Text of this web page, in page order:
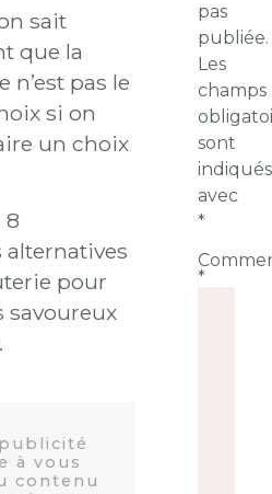
sait
que la
n’est pas le
si on
un choix
8
pour
savoureux
pas
publiée.
Les
champs
sont
indiqués
avec
*
*